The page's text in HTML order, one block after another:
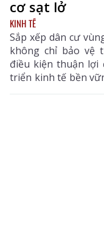
cơ sạt lở
KINH TẾ
Sắp xếp dân cư
không chỉ bảo vệ
điều kiện thuận lợi
triển kinh tế bền